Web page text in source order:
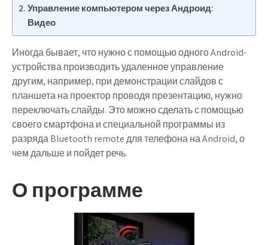
Управление компьютером через Андроид:
Видео
Иногда бывает, что нужно с помощью одного Android-
устройства производить удаленное управление
другим, например, при демонстрации слайдов с
планшета на проектор проводя презентацию, нужно
переключать слайды. Это можно сделать с помощью
своего смартфона и специальной программы из
разряда Bluetooth remote для телефона на Android, о
чем дальше и пойдет речь.
О программе